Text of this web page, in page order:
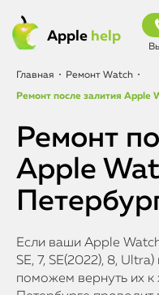
Apple help
Главная • Ремонт Watch •
Ремонт после залития Apple
Ремонт
Apple
Если ваши Apple
SE, 7, SE(2022), 8,
поможем вернуть их